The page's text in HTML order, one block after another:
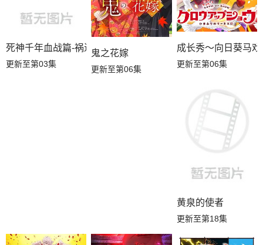
死神千年血战篇-祸进谭-
更新至第03集
鬼之花嫁
更新至第06集
成长秀～向日葵马
更新至第06集
黄泉的使者
更新至第18集